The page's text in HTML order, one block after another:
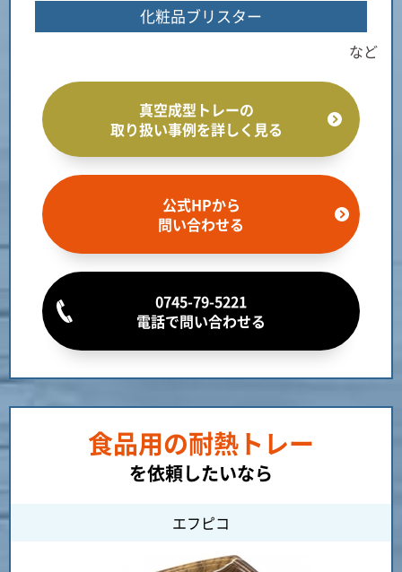
化粧品ブリスター
など
真空成型トレーの
取り扱い事例を詳しく見る
公式HPから
問い合わせる
0745-79-5221
電話で問い合わせる
食品用の耐熱トレー
を依頼したいなら
エフピコ